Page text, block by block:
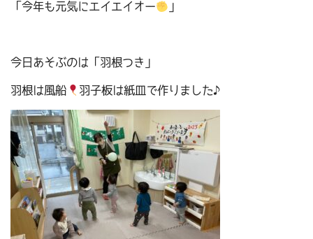
「今年も元気にエイエイオー 」
今日あそぶのは「羽根つき」
羽根は風船 羽子板は紙皿で作りました♪